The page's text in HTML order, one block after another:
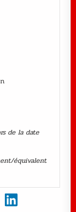
de la date
équivalent